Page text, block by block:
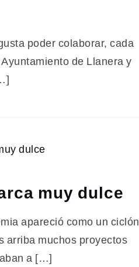
poder colaborar, cada
de Llanera y
muy dulce
apareció como un ciclón
arriba muchos proyectos
a […]